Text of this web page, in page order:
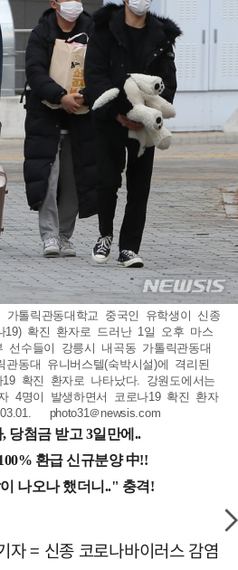
톨릭관동대학교 중국인 유학생이 신종
19) 확진 환자로 드러난 1일 오후 마스
선수들이 강릉시 내곡동 가톨릭관동대
동대 유니버스텔(숙박시설)에 격리된
확진 환자로 나타났다. 강원도에서는
4명이 발생하면서 코로나19 확진 환자
photo31＠newsis.com
자 = 신종 코로나바이러스 감염